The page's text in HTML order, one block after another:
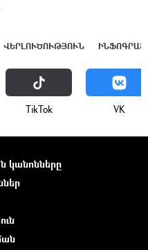
ՎԵՐԼՈՒԾՈՒԹՅՈՒՆ
ТikТоk VK
կանոնները